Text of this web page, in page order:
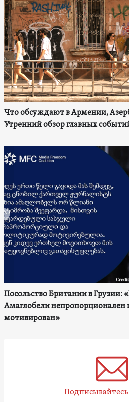
Что обсуждают в Армении,
Утренний обзор главных
Посольство Британии в Грузии:
Амаглобели непропорционален
мотивирован»